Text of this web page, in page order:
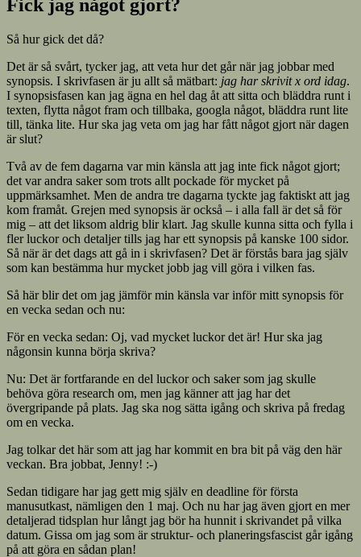
Fick jag något gjort?
Så hur gick det då?
Det är så svårt, tycker jag, att veta hur det går när jag jobbar med
synopsis. I skrivfasen är ju allt så mätbart: jag har skrivit x ord idag.
I synopsisfasen kan jag ägna en hel dag åt att sitta och bläddra runt i
texten, flytta något fram och tillbaka, googla något, bläddra runt lite
till, tänka lite. Hur ska jag veta om jag har fått något gjort när dagen
är slut?
Två av de fem dagarna var min känsla att jag inte fick något gjort;
det var andra saker som trots allt pockade för mycket på
uppmärksamhet. Men de andra tre dagarna tyckte jag faktiskt att jag
kom framåt. Grejen med synopsis är också – i alla fall är det så för
mig – att det liksom aldrig blir klart. Jag skulle kunna sitta och fylla i
fler luckor och detaljer tills jag har ett synopsis på kanske 100 sidor.
Så när är det dags att gå in i skrivfasen? Det är förstås bara jag själv
som kan bestämma hur mycket jobb jag vill göra i vilken fas.
Så här blir det om jag jämför min känsla var inför mitt synopsis för
en vecka sedan och nu:
För en vecka sedan: Oj, vad mycket luckor det är! Hur ska jag
någonsin kunna börja skriva?
Nu: Det är fortfarande en del luckor och saker som jag skulle
behöva göra research om, men jag känner att jag har det
övergripande på plats. Jag ska nog sätta igång och skriva på fredag
om en vecka.
Jag tolkar det här som att jag har kommit en bra bit på väg den här
veckan. Bra jobbat, Jenny! :-)
Sedan tidigare har jag gett mig själv en deadline för första
manusutkast, nämligen den 1 maj. Och nu har jag även gjort en mer
detaljerad tidsplan hur långt jag bör ha hunnit i skrivandet på vilka
datum. Gissa om jag som är struktur- och planeringsfascist går igång
på att göra en sådan plan!